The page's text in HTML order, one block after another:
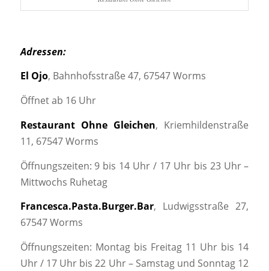
Adressen:
El Ojo, Bahnhofsstraße 47, 67547 Worms
Öffnet ab 16 Uhr
Restaurant Ohne Gleichen, Kriemhildenstraße
11, 67547 Worms
Öffnungszeiten: 9 bis 14 Uhr / 17 Uhr bis 23 Uhr –
Mittwochs Ruhetag
Francesca.Pasta.Burger.Bar, Ludwigsstraße 27,
67547 Worms
Öffnungszeiten: Montag bis Freitag 11 Uhr bis 14
Uhr / 17 Uhr bis 22 Uhr – Samstag und Sonntag 12